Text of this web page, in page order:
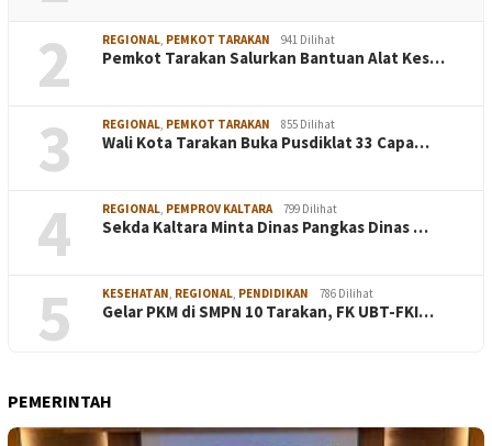
2
REGIONAL, PEMKOT TARAKAN 941 Dilihat
Pemkot Tarakan Salurkan Bantuan Alat Kes…
3 REGIONAL, PEMKOT TARAKAN 855 Dilihat
Wali Kota Tarakan Buka Pusdiklat 33 Capa…
4 REGIONAL, PEMPROV KALTARA 799 Dilihat
Sekda Kaltara Minta Dinas Pangkas Dinas …
5 KESEHATAN, REGIONAL, PENDIDIKAN 786 Dilihat
Gelar PKM di SMPN 10 Tarakan, FK UBT-FKI…
PEMERINTAH